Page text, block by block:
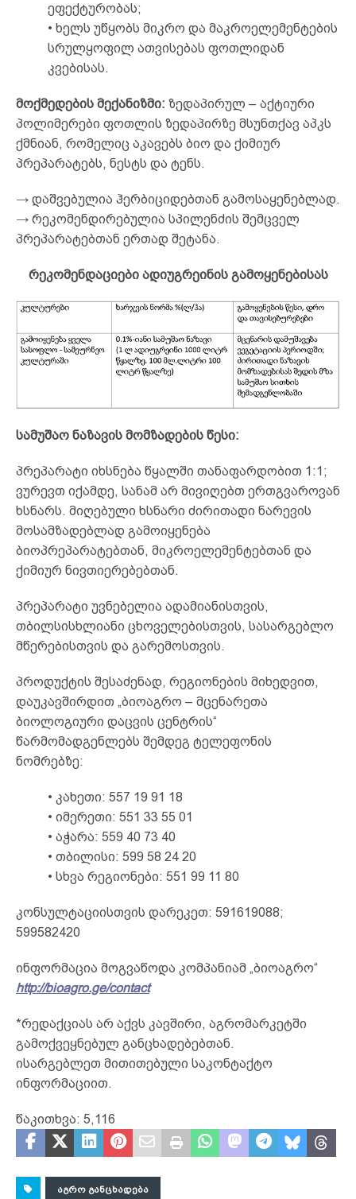
ეფექტურობას;
• ხელს უწყობს მიკრო და მაკროელემენტების
სრულყოფილ ათვისებას ფოთლიდან
კვებისას.
მოქმედების მექანიზმი: ზედაპირულ – აქტიური
პოლიმერები ფოთლის ზედაპირზე მსუნთქავ აპკს
ქმნიან, რომელიც აკავებს ბიო და ქიმიურ
პრეპარატებს, ნესტს და ტენს.
→ დაშვებულია ჰერბიციდებთან გამოსაყენებლად.
→ რეკომენდირებულია სპილენძის შემცველ
პრეპარატებთან ერთად შეტანა.
რეკომენდაციები ადიუგრეინის გამოყენებისას
სამუშაო ნაზავის მომზადების წესი:
პრეპარატი იხსნება წყალში თანაფარდობით 1:1;
ვურევთ იქამდე, სანამ არ მივიღებთ ერთგვაროვან
ხსნარს. მიღებული ხსნარი ძირითადი ნარევის
მოსამზადებლად გამოიყენება
ბიოპრეპარატებთან, მიკროელემენტებთან და
ქიმიურ ნივთიერებებთან.
პრეპარატი უვნებელია ადამიანისთვის,
თბილსისხლიანი ცხოველებისთვის, სასარგებლო
მწერებისთვის და გარემოსთვის.
პროდუქტის შესაძენად, რეგიონების მიხედვით,
დაუკავშირდით „ბიოაგრო – მცენარეთა
ბიოლოგიური დაცვის ცენტრის“
წარმომადგენლებს შემდეგ ტელეფონის
ნომრებზე:
• კახეთი: 557 19 91 18
• იმერეთი: 551 33 55 01
• აჭარა: 559 40 73 40
• თბილისი: 599 58 24 20
• სხვა რეგიონები: 551 99 11 80
კონსულტაციისთვის დარეკეთ: 591619088;
599582420
ინფორმაცია მოგვაწოდა კომპანიამ „ბიოაგრო“
http://bioagro.ge/contact
*რედაქციას არ აქვს კავშირი, აგრომარკეტში
გამოქვეყნებულ განცხადებებთან.
ისარგებლეთ მითითებული საკონტაქტო
ინფორმაციით.
წაკითხვა: 5,116
ᲐᲒᲠᲝ ᲒᲐᲜᲪᲮᲐᲓᲔᲑᲐ